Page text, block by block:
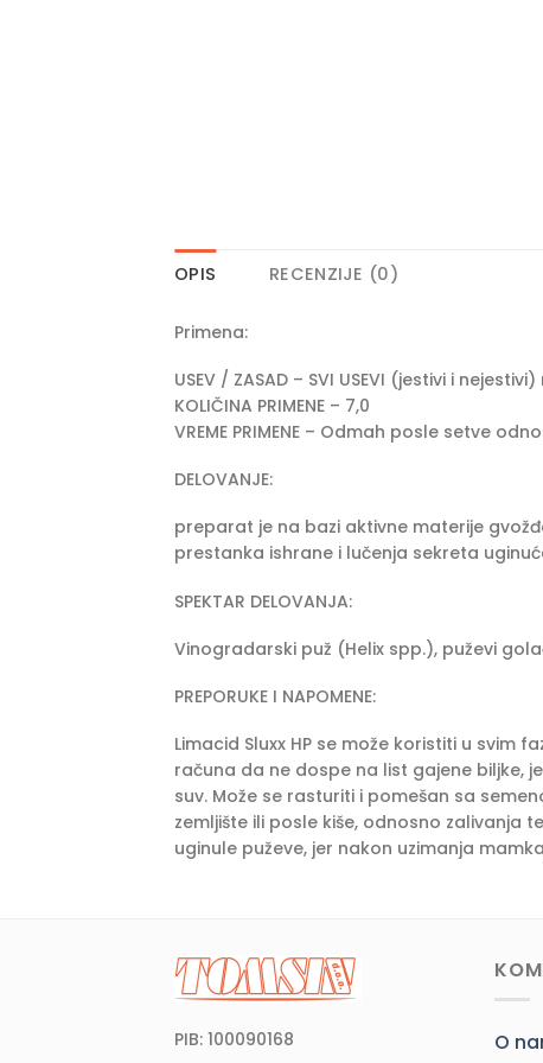
OPIS RECENZIJE (0)
Primena:
USEV / ZASAD – SVI USEVI (jestivi i
KOLIČINA PRIMENE – 7,0
VREME PRIMENE – Odmah posle setve
DELOVANJE:
preparat je na bazi aktivne materije
prestanka ishrane i lučenja sekreta
SPEKTAR DELOVANJA:
Vinogradarski puž (Helix spp.), puževi
PREPORUKE I NAPOMENE:
Limacid Sluxx HP se može koristiti u svim
računa da ne dospe na list gajene biljke,
suv. Može se rasturiti i pomešan sa
zemljište ili posle kiše, odnosno zalivanja
uginule puževe, jer nakon uzimanja
PIB: 100090168 O